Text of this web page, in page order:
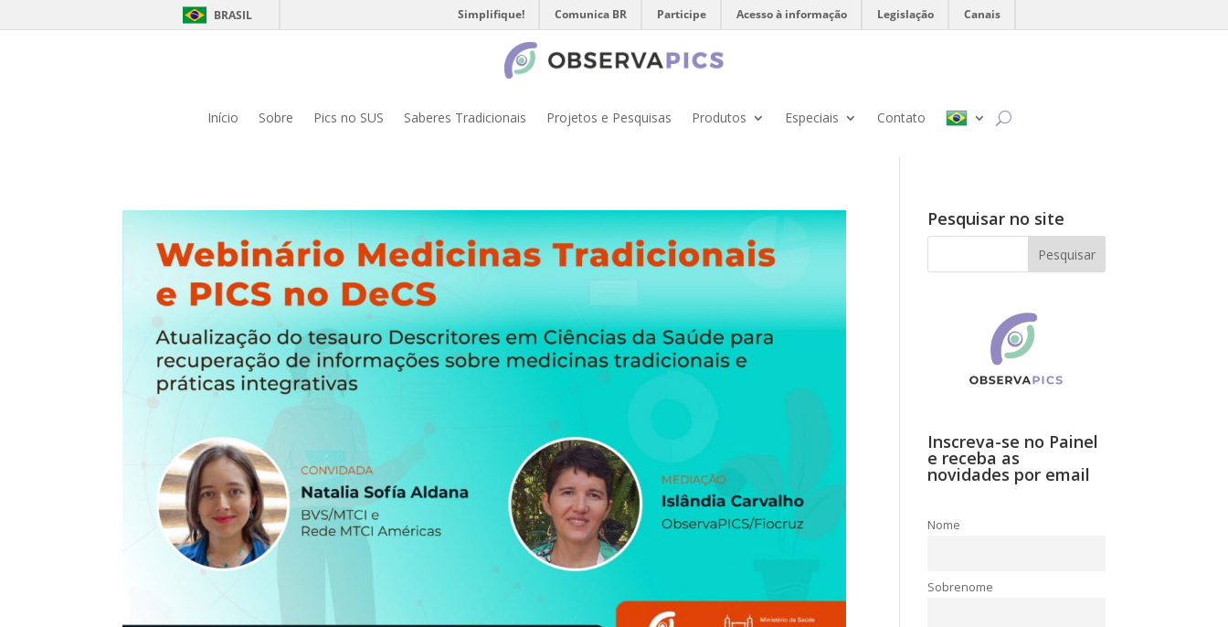
BRASIL Simplifique! Comunica BR Participe Acesso à informação Legislação Canais
Início Sobre Pics no SUS Saberes Tradicionais Projetos e Pesquisas Produtos Especiais Contato
Pesquisar no site
Inscreva-se no Painel
e receba as
novidades por email
Nome
Sobrenome